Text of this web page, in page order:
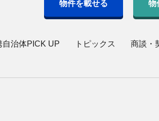
物件を載せる 物
自治体PICK UP トピックス
商談・